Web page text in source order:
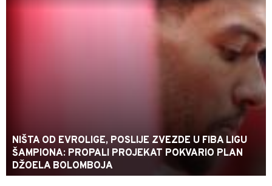
NIŠTA OD EVROLIGE, POSLIJE ZVEZDE U FIBA LIGU
ŠAMPIONA: PROPALI PROJEKAT POKVARIO PLAN
DŽOELA BOLOMBOJA